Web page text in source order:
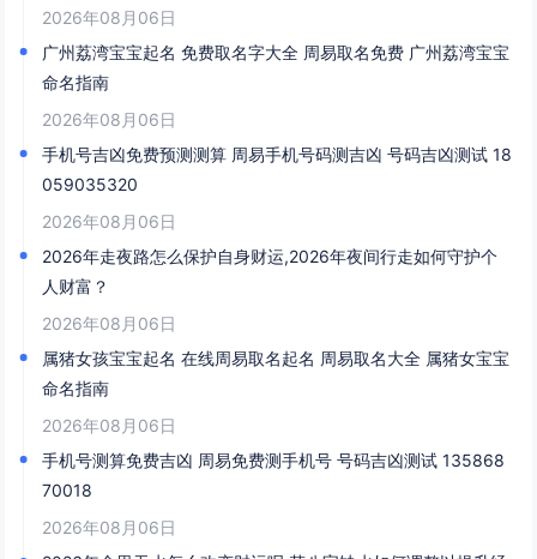
2026年08月06日
广州荔湾宝宝起名 免费取名字大全 周易取名免费 广州荔湾宝宝
命名指南
2026年08月06日
手机号吉凶免费预测测算 周易手机号码测吉凶 号码吉凶测试 18
059035320
2026年08月06日
2026年走夜路怎么保护自身财运,2026年夜间行走如何守护个
人财富？
2026年08月06日
属猪女孩宝宝起名 在线周易取名起名 周易取名大全 属猪女宝宝
命名指南
2026年08月06日
手机号测算免费吉凶 周易免费测手机号 号码吉凶测试 135868
70018
2026年08月06日